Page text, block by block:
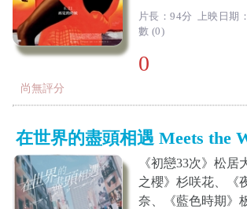
片長：94分 上映日期
數 (0)
0
尚無評分
在世界的盡頭相遇 Meets the
《初戀33次》松
之櫻》杉咲花、《
奈、《藍色時期》